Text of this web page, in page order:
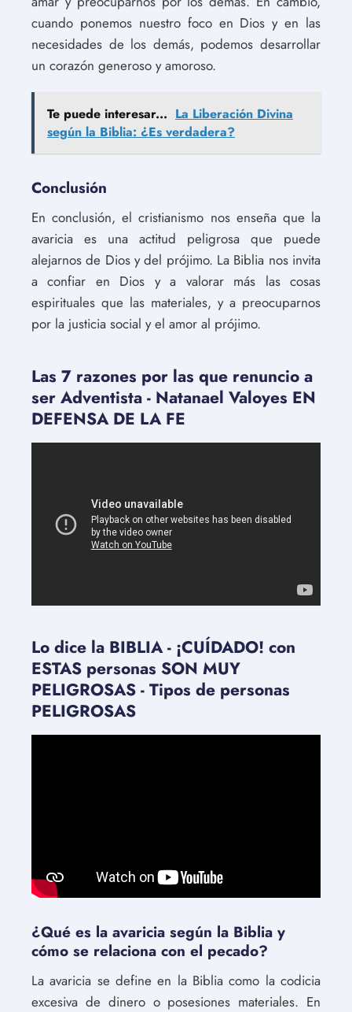
cuando ponemos nuestro foco en Dios y en las
necesidades de los demás, podemos desarrollar
un corazón generoso y amoroso.
Te puede interesar... La Liberación Divina
según la Biblia: ¿Es verdadera?
Conclusión
En conclusión, el cristianismo nos enseña que la
avaricia es una actitud peligrosa que puede
alejarnos de Dios y del prójimo. La Biblia nos invita
a confiar en Dios y a valorar más las cosas
espirituales que las materiales, y a preocuparnos
por la justicia social y el amor al prójimo.
Las 7 razones por las que renuncio a
ser Adventista - Natanael Valoyes EN
DEFENSA DE LA FE
Lo dice la BIBLIA - ¡CUÍDADO! con
ESTAS personas SON MUY
PELIGROSAS - Tipos de personas
PELIGROSAS
¿Qué es la avaricia según la Biblia y
cómo se relaciona con el pecado?
La avaricia se define en la Biblia como la codicia
excesiva de dinero o posesiones materiales. En